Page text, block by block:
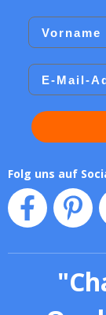
Vorname
Email
Folg uns auf
"